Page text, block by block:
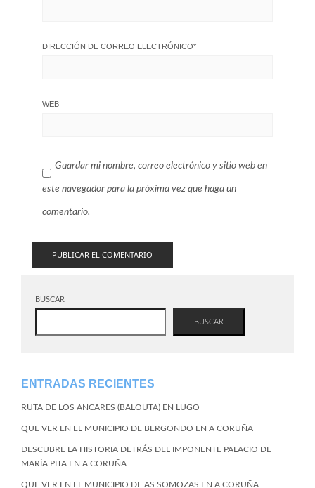
DIRECCIÓN DE CORREO ELECTRÓNICO*
WEB
Guardar mi nombre, correo electrónico y sitio web en
este navegador para la próxima vez que haga un
comentario.
BUSCAR
BUSCAR
ENTRADAS RECIENTES
RUTA DE LOS ANCARES (BALOUTA) EN LUGO
QUE VER EN EL MUNICIPIO DE BERGONDO EN A CORUÑA
DESCUBRE LA HISTORIA DETRÁS DEL IMPONENTE PALACIO DE
MARÍA PITA EN A CORUÑA
QUE VER EN EL MUNICIPIO DE AS SOMOZAS EN A CORUÑA